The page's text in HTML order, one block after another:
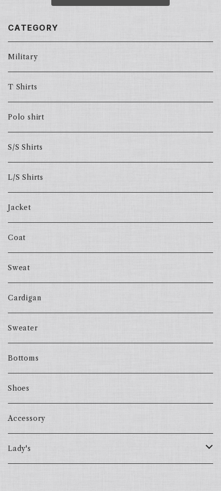
CATEGORY
Military
T Shirts
Polo shirt
S/S Shirts
L/S Shirts
Jacket
Coat
Sweat
Cardigan
Sweater
Bottoms
Shoes
Accessory
Lady's